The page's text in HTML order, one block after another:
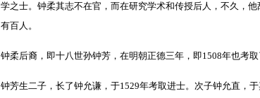
学之士。钟柔其志不在官，而在研究学术和传授后人，不久，
有百人。
钟柔后裔，即十八世孙钟芳，在明朝正德三年，即1508年也考取
钟芳生二子，长了钟允谦，于1529年考取进士。次子钟允直，